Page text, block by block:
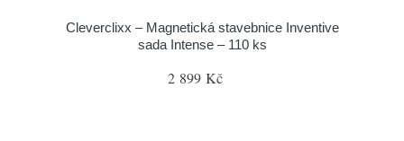
Cleverclixx – Magnetická stavebnice Inventive
sada Intense – 110 ks
2 899 Kč